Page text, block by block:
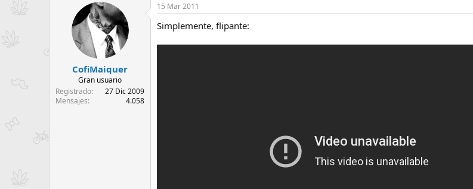
e
l
h
a
d
e
n
i
c
CofiMaiquer
Gran usuario
Registrado
27 Dic 2009
Mensajes
4.058
15 Mar 2011
Simplemente, flipante: